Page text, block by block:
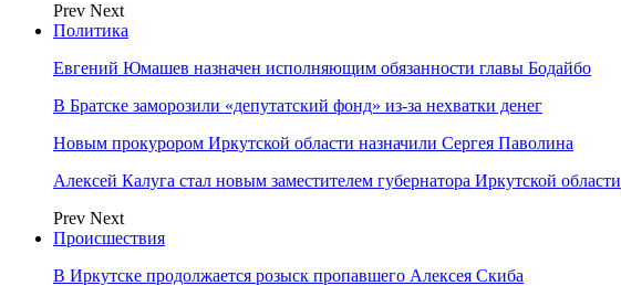
Prev Next
Политика
Евгений Юмашев назначен исполняющим обязанности главы Бодайбо
В Братске заморозили «депутатский фонд» из‑за нехватки денег
Новым прокурором Иркутской области назначили Сергея Паволина
Алексей Калуга стал новым заместителем губернатора Иркутской области
Prev Next
Происшествия
В Иркутске продолжается розыск пропавшего Алексея Скиба